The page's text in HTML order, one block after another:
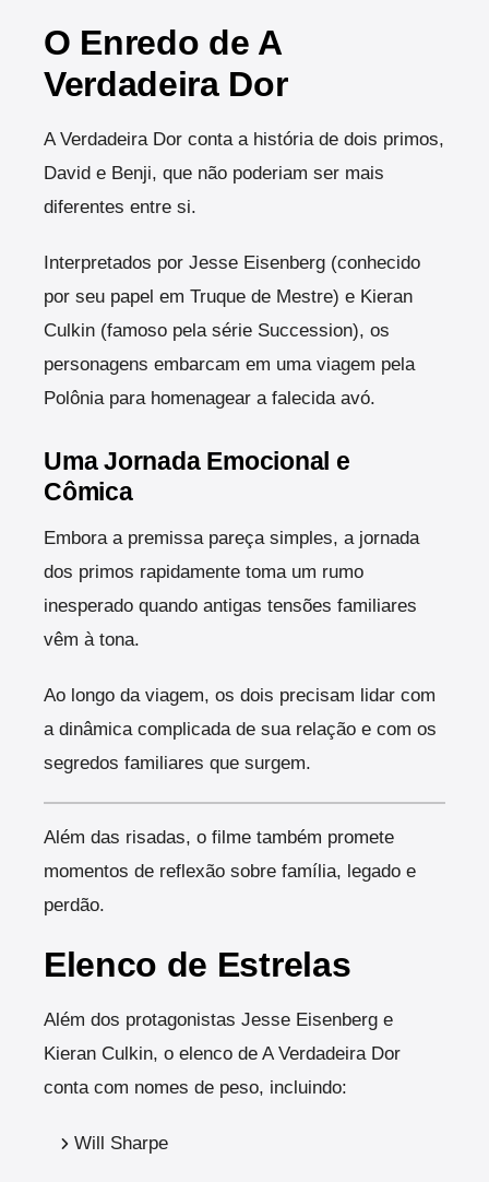
O Enredo de A
Verdadeira Dor
A Verdadeira Dor conta a história de dois primos,
David e Benji, que não poderiam ser mais
diferentes entre si.
Interpretados por Jesse Eisenberg (conhecido
por seu papel em Truque de Mestre) e Kieran
Culkin (famoso pela série Succession), os
personagens embarcam em uma viagem pela
Polônia para homenagear a falecida avó.
Uma Jornada Emocional e
Cômica
Embora a premissa pareça simples, a jornada
dos primos rapidamente toma um rumo
inesperado quando antigas tensões familiares
vêm à tona.
Ao longo da viagem, os dois precisam lidar com
a dinâmica complicada de sua relação e com os
segredos familiares que surgem.
Além das risadas, o filme também promete
momentos de reflexão sobre família, legado e
perdão.
Elenco de Estrelas
Além dos protagonistas Jesse Eisenberg e
Kieran Culkin, o elenco de A Verdadeira Dor
conta com nomes de peso, incluindo:
Will Sharpe